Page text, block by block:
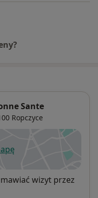
Sante
Ropczyce
się w nowej karcie
wizyt przez